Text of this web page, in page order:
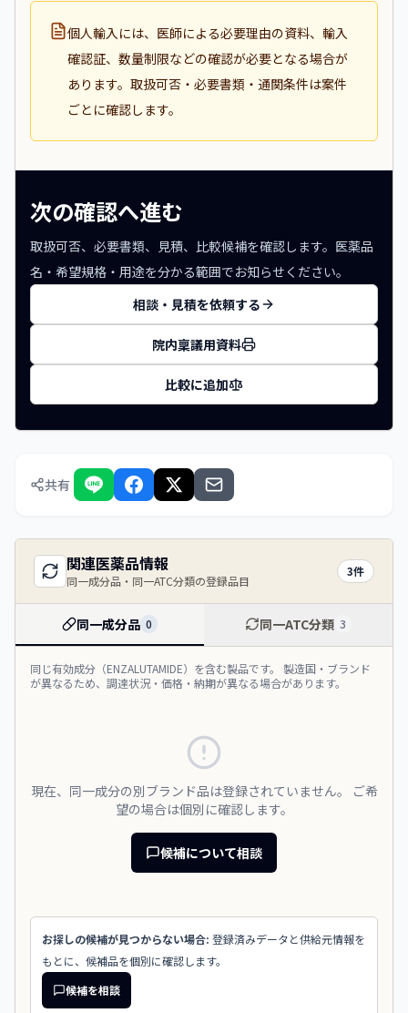
個人輸入には、医師による必要理由の資料、輸入
確認証、数量制限などの確認が必要となる場合が
あります。取扱可否・必要書類・通関条件は案件
ごとに確認します。
次の確認へ進む
取扱可否、必要書類、見積、比較候補を確認します。医薬品
名・希望規格・用途を分かる範囲でお知らせください。
相談・見積を依頼する
院内稟議用資料
比較に追加
共有
関連医薬品情報
同一成分品・同一ATC分類の登録品目
3件
同一成分品 0 同一ATC分類 3
同じ有効成分（ENZALUTAMIDE）を含む製品です。 製造国・ブランド
が異なるため、調達状況・価格・納期が異なる場合があります。
現在、同一成分の別ブランド品は登録されていません。 ご希
望の場合は個別に確認します。
候補について相談
お探しの候補が見つからない場合: 登録済みデータと供給元情報を
もとに、候補品を個別に確認します。
候補を相談